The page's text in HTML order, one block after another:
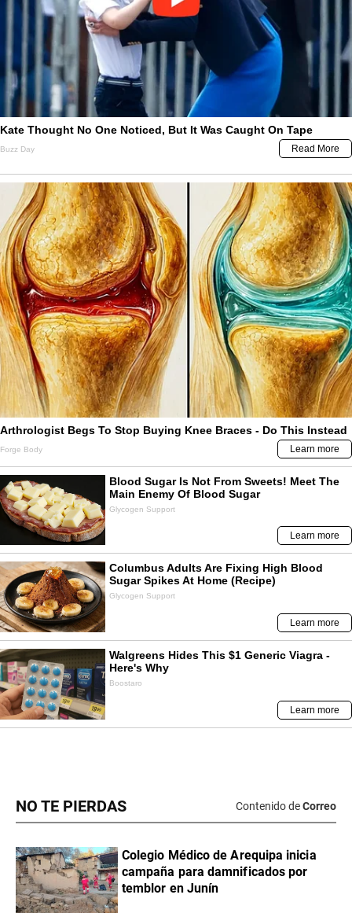
NO TE PIERDAS Contenido deCorreo
Colegio Médico de Arequipa inicia
campaña para damnificados por
temblor en Junín